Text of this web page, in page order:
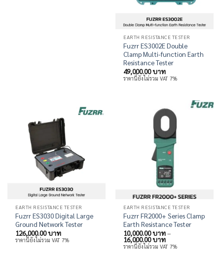
EARTH RESISTANCE TESTER
Fuzrr ES3002E Double
Clamp Multi-function Earth
Resistance Tester
49,000.00บาท
ราคานี้ยังไม่รวม VAT 7%
EARTH RESISTANCE TESTER
Fuzrr ES3030 Digital Large
Ground Network Tester
126,000.00บาท
ราคานี้ยังไม่รวม VAT 7%
EARTH RESISTANCE TESTER
Fuzrr FR2000+ Series Clamp
Earth Resistance Tester
10,000.00บาท–
16,000.00บาทPrice
range:
10,000.00 บาท
ราคานี้ยังไม่รวม VAT 7%